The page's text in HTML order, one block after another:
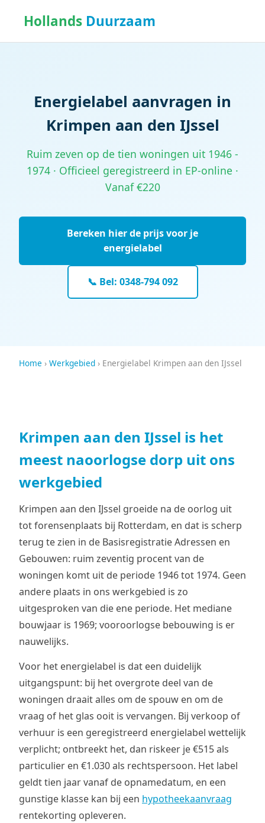
Hollands Duurzaam
Energielabel aanvragen in
Krimpen aan den IJssel
Ruim zeven op de tien woningen uit 1946 -
1974 · Officieel geregistreerd in EP-online ·
Vanaf €220
Bereken hier de prijs voor je
energielabel
📞 Bel: 0348-794 092
Home › Werkgebied › Energielabel Krimpen aan den IJssel
Krimpen aan den IJssel is het
meest naoorlogse dorp uit ons
werkgebied
Krimpen aan den IJssel groeide na de oorlog uit
tot forensenplaats bij Rotterdam, en dat is scherp
terug te zien in de Basisregistratie Adressen en
Gebouwen: ruim zeventig procent van de
woningen komt uit de periode 1946 tot 1974. Geen
andere plaats in ons werkgebied is zo
uitgesproken van die ene periode. Het mediane
bouwjaar is 1969; vooroorlogse bebouwing is er
nauwelijks.
Voor het energielabel is dat een duidelijk
uitgangspunt: bij het overgrote deel van de
woningen draait alles om de spouw en om de
vraag of het glas ooit is vervangen. Bij verkoop of
verhuur is een geregistreerd energielabel wettelijk
verplicht; ontbreekt het, dan riskeer je €515 als
particulier en €1.030 als rechtspersoon. Het label
geldt tien jaar vanaf de opnamedatum, en een
gunstige klasse kan bij een hypotheekaanvraag
rentekorting opleveren.